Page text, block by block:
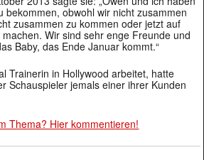
bekommen, obwohl wir nicht zusammen
zusammen zu kommen oder jetzt auf
Wir sind sehr enge Freunde und
Baby, das Ende Januar kommt.“
Trainerin in Hollywood arbeitet, hatte
Schauspieler jemals einer ihrer Kunden
Thema? Hier kommentieren!